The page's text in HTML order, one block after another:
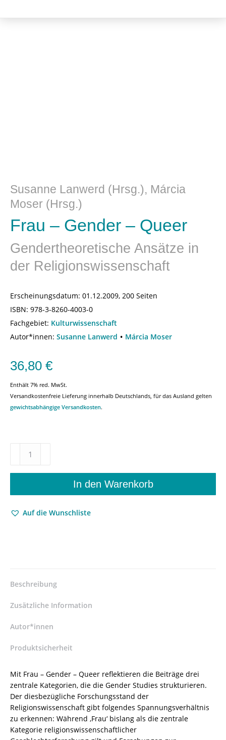
Susanne Lanwerd (Hrsg.), Márcia
Moser (Hrsg.)
Frau – Gender – Queer
Gendertheoretische Ansätze in
der Religionswissenschaft
Erscheinungsdatum: 01.12.2009, 200 Seiten
ISBN: 978-3-8260-4003-0
Fachgebiet: Kulturwissenschaft
Autor*innen: Susanne Lanwerd Márcia Moser
36,80 €
Enthält 7% red. MwSt.
Versandkostenfreie Lieferung innerhalb Deutschlands, für das Ausland gelten
gewichtsabhängige Versandkosten.
Queer
Gendertheoretische
Susanne
(Hrsg.),
Moser
–
9783826040030
/
978-
3-
8260-
4003-
0
In den Warenkorb
Auf die Wunschliste
Beschreibung
Zusätzliche Information
Autor*innen
Produktsicherheit
Mit Frau – Gender – Queer reflektieren die Beiträge drei
zentrale Kategorien, die die Gender Studies strukturieren.
Der diesbezügliche Forschungsstand der
Religionswissenschaft gibt folgendes Spannungsverhältnis
zu erkennen: Während ‚Frau‘ bislang als die zentrale
Kategorie religionswissenschaftlicher